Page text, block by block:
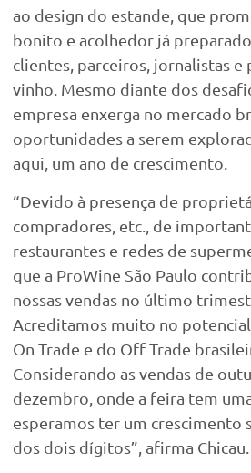
ao design do estande, que
bonito e acolhedor já
clientes, parceiros, jornalistas e
vinho. Mesmo diante dos
empresa enxerga no mercado
oportunidades a serem
aqui, um ano de crescimento.
“Devido à presença de
compradores, etc., de
restaurantes e redes de
que a ProWine São Paulo
nossas vendas no último
Acreditamos muito no
On Trade e do Off Trade
Considerando as vendas de
dezembro, onde a feira tem
esperamos ter um crescimento
dos dois dígitos”, afirma Chicau.